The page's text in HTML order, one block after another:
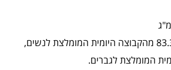
ויטמין סי: 50 מ”ג, 83.33% מהקבוצה היומית המומלצת לנשים,